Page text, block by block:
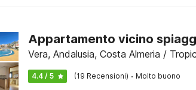
Appartamento vicino
Vera, Andalusia, Costa Almeria /
4.4 / 5 (19 Recensioni) · Molto buono